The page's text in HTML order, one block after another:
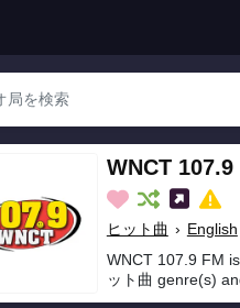
WNCT 107.9
ヒット曲 › English
WNCT 107.9 FM
ット曲 genre(s)